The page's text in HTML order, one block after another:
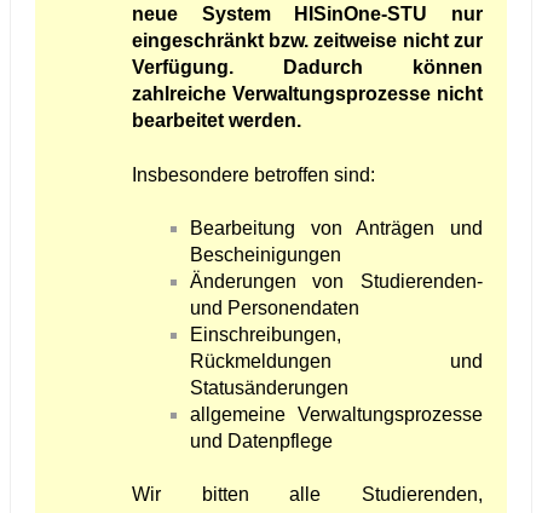
neue System HISinOne-STU nur
eingeschränkt bzw. zeitweise nicht zur
Verfügung. Dadurch können
zahlreiche Verwaltungsprozesse nicht
bearbeitet werden.
Insbesondere betroffen sind:
Bearbeitung von Anträgen und
Bescheinigungen
Änderungen von Studierenden-
und Personendaten
Einschreibungen,
Rückmeldungen und
Statusänderungen
allgemeine Verwaltungsprozesse
und Datenpflege
Wir bitten alle Studierenden,